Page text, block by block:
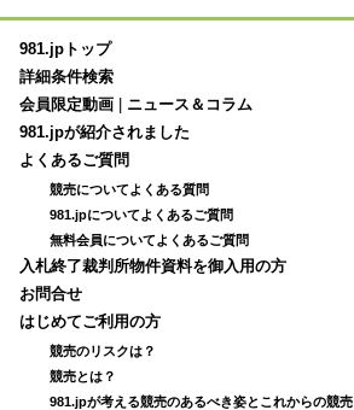
981.jpトップ
詳細条件検索
会員限定動画
ニュース＆コラム
981.jpが紹介されました
よくあるご質問
競売についてよくある質問
981.jpについてよくあるご質問
無料会員についてよくあるご質問
入札終了裁判所物件資料を御入用の方
お問合せ
はじめてご利用の方
競売のリスクは？
競売とは？
981.jpが考える競売のあるべき姿とこれからの競売